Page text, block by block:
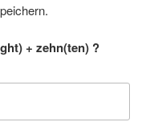
+ zehn(ten) ?